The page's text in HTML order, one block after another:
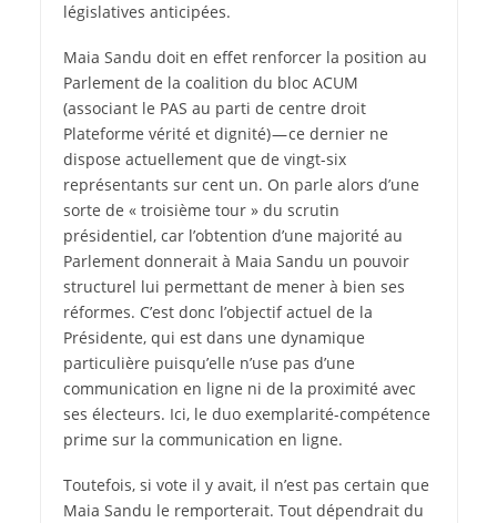
législatives anticipées.
Maia Sandu doit en effet renforcer la position au
Parlement de la coalition du bloc ACUM
(associant le PAS au parti de centre droit
Plateforme vérité et dignité) — ce dernier ne
dispose actuellement que de vingt-six
représentants sur cent un. On parle alors d’une
sorte de « troisième tour » du scrutin
présidentiel, car l’obtention d’une majorité au
Parlement donnerait à Maia Sandu un pouvoir
structurel lui permettant de mener à bien ses
réformes. C’est donc l’objectif actuel de la
Présidente, qui est dans une dynamique
particulière puisqu’elle n’use pas d’une
communication en ligne ni de la proximité avec
ses électeurs. Ici, le duo exemplarité-compétence
prime sur la communication en ligne.
Toutefois, si vote il y avait, il n’est pas certain que
Maia Sandu le remporterait. Tout dépendrait du